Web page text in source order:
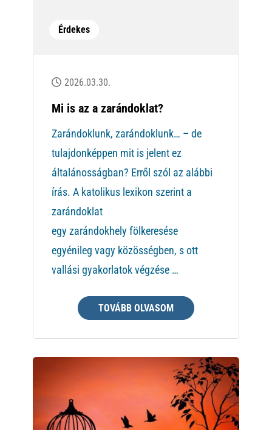
Érdekes
2026.03.30.
Mi is az a zarándoklat?
Zarándoklunk, zarándoklunk… – de
tulajdonképpen mit is jelent ez
általánosságban? Erről szól az alábbi
írás. A katolikus lexikon szerint a
zarándoklat
egy zarándokhely fölkeresése
egyénileg vagy közösségben, s ott
vallási gyakorlatok végzése …
TOVÁBB OLVASOM